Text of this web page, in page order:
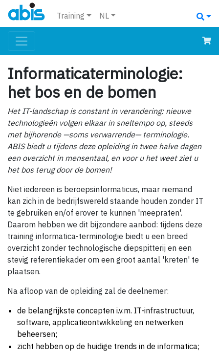
Training NL
Informaticaterminologie:
het bos en de bomen
Het IT-landschap is constant in verandering: nieuwe
technologieën volgen elkaar in sneltempo op, steeds
met bijhorende —soms verwarrende— terminologie.
ABIS biedt u tijdens deze opleiding in twee halve dagen
een overzicht in mensentaal, en voor u het weet ziet u
het bos terug door de bomen!
Niet iedereen is beroepsinformaticus, maar niemand
kan zich in de bedrijfswereld staande houden zonder IT
te gebruiken en/of erover te kunnen 'meepraten'.
Daarom hebben we dit bijzondere aanbod: tijdens deze
training informatica-terminologie biedt u een breed
overzicht zonder technologische diepspitterij en een
stevig referentiekader om een groot aantal 'kreten' te
plaatsen.
Na afloop van de opleiding zal de deelnemer:
de belangrijkste concepten i.v.m. IT-infrastructuur,
software, applicatieontwikkeling en netwerken
beheersen;
zicht hebben op de huidige trends in de informatica;